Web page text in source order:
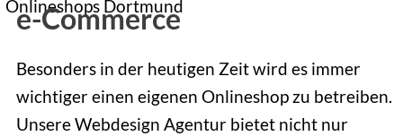
e-Commerce
Besonders in der heutigen Zeit wird es immer
wichtiger einen eigenen Onlineshop zu betreiben.
Unsere Webdesign Agentur bietet nicht nur